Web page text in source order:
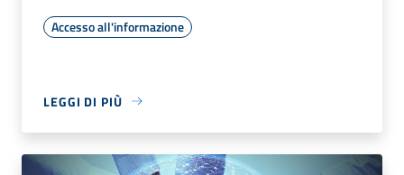
Accesso all'informazione
LEGGI DI PIÙ